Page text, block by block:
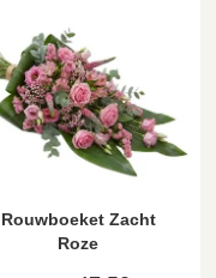
Rouwboeket Zacht
Roze